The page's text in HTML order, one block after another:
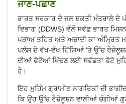
ਜਾਣ-ਪਛਾਣ
ਭਾਰਤ ਸਰਕਾਰ ਦੇ ਜਲ ਸ਼ਕਤੀ ਮੰਤਰਾਲੇ ਦੇ
ਵਿਭਾਗ (DDWS) ਵੱਲੋਂ ਸਵੱਛ ਭਾਰਤ
ਪੜਾਅ ਤਹਿਤ ਅਤੇ ਅਜ਼ਾਦੀ ਕਾ ਅੰਮ੍ਰਿਤ
ਪਲੱਸ ਦੇ ਵੱਖ-ਵੱਖ ਹਿੱਸਿਆਂ 'ਤੇ ਉੱਚ
ਦੀਆਂ ਫੋਟੋਆਂ ਖਿੱਚਣ ਲਈ ਸਵੱਛਤਾ ਫੋਟੋ
ਹੈ।
ਇਹ ਮੁਹਿੰਮ ਗ੍ਰਾਮੀਣ ਨਾਗਰਿਕਾਂ ਦੀ
ਕਿ ਉਹ ਉੱਚ ਰੈਜ਼ੋਲੂਸ਼ਨ ਵਾਲੀਆਂ ਚੰਗੀਆਂ